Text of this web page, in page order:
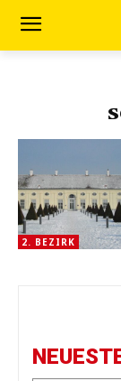
2. BEZIRK